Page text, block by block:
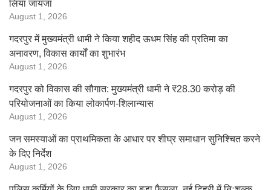
लिया जायजा
August 1, 2026
गदरपुर में मुख्यमंत्री धामी ने किया शहीद ऊधम सिंह की प्रतिमा का
अनावरण, विकास कार्यों का शुभारंभ
August 1, 2026
गदरपुर को विकास की सौगात: मुख्यमंत्री धामी ने ₹28.30 करोड़ की
परियोजनाओं का किया लोकार्पण-शिलान्यास
August 1, 2026
जन समस्याओं का प्राथमिकता के आधार पर शीघ्र समाधान सुनिश्चित करने
के दिए निर्देश
August 1, 2026